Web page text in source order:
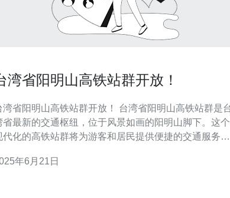
湾省阳明山高铁站群开放！
省阳明山高铁站群开放！ 台湾省阳明山高铁站群是台
省最新的交通枢纽，位于风景如画的阳明山脚下。这个
代化的高铁站群将为游客和居民提供便捷的交通服务，
站群有多条公交线路和出租车服务，方便乘客从高铁站
年6月21日